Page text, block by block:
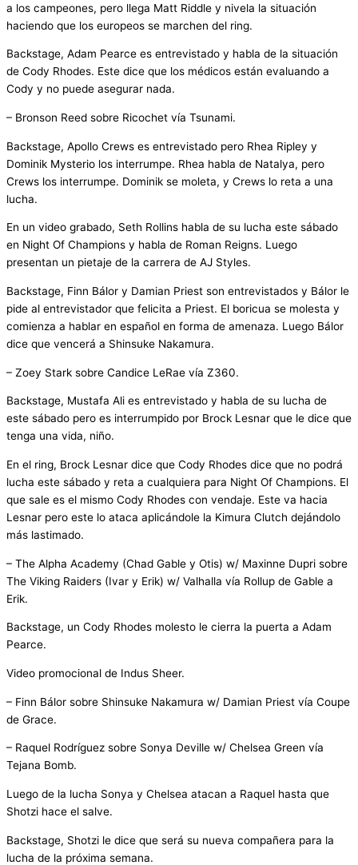
a los campeones, pero llega Matt Riddle y nivela la situación
haciendo que los europeos se marchen del ring.
Backstage, Adam Pearce es entrevistado y habla de la situación
de Cody Rhodes. Este dice que los médicos están evaluando a
Cody y no puede asegurar nada.
– Bronson Reed sobre Ricochet vía Tsunami.
Backstage, Apollo Crews es entrevistado pero Rhea Ripley y
Dominik Mysterio los interrumpe. Rhea habla de Natalya, pero
Crews los interrumpe. Dominik se moleta, y Crews lo reta a una
lucha.
En un video grabado, Seth Rollins habla de su lucha este sábado
en Night Of Champions y habla de Roman Reigns. Luego
presentan un pietaje de la carrera de AJ Styles.
Backstage, Finn Bálor y Damian Priest son entrevistados y Bálor le
pide al entrevistador que felicita a Priest. El boricua se molesta y
comienza a hablar en español en forma de amenaza. Luego Bálor
dice que vencerá a Shinsuke Nakamura.
– Zoey Stark sobre Candice LeRae vía Z360.
Backstage, Mustafa Ali es entrevistado y habla de su lucha de
este sábado pero es interrumpido por Brock Lesnar que le dice que
tenga una vida, niño.
En el ring, Brock Lesnar dice que Cody Rhodes dice que no podrá
lucha este sábado y reta a cualquiera para Night Of Champions. El
que sale es el mismo Cody Rhodes con vendaje. Este va hacia
Lesnar pero este lo ataca aplicándole la Kimura Clutch dejándolo
más lastimado.
– The Alpha Academy (Chad Gable y Otis) w/ Maxinne Dupri sobre
The Viking Raiders (Ivar y Erik) w/ Valhalla vía Rollup de Gable a
Erik.
Backstage, un Cody Rhodes molesto le cierra la puerta a Adam
Pearce.
Video promocional de Indus Sheer.
– Finn Bálor sobre Shinsuke Nakamura w/ Damian Priest vía Coupe
de Grace.
– Raquel Rodríguez sobre Sonya Deville w/ Chelsea Green vía
Tejana Bomb.
Luego de la lucha Sonya y Chelsea atacan a Raquel hasta que
Shotzi hace el salve.
Backstage, Shotzi le dice que será su nueva compañera para la
lucha de la próxima semana.